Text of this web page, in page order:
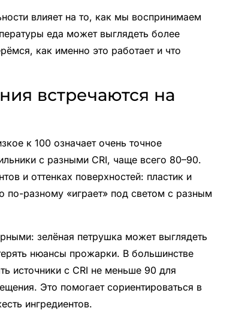
влияет на то, как мы воспринимаем
еда может выглядеть более
как именно это работает и что
встречаются на
к 100 означает очень точное
с разными CRI, чаще всего 80–90.
и оттенках поверхностей: пластик и
по-разному «играет» под светом с разным
зелёная петрушка может выглядеть
нюансы прожарки. В большинстве
источники с CRI не меньше 90 для
Это помогает сориентироваться в
ингредиентов.